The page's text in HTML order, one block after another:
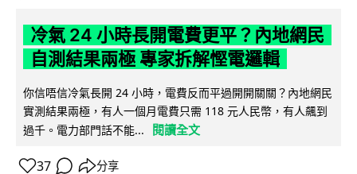
冷氣 24 小時長開電費更平？內地網民
自測結果兩極 專家拆解慳電邏輯
你信唔信冷氣長開 24 小時，電費反而平過開開關關？內地網民
實測結果兩極，有人一個月電費只需 118 元人民幣，有人飆到
過千。電力部門話不能...
閱讀全文
37 分享